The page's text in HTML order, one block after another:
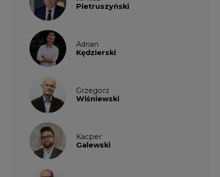
Pietruszyński
Adrian
Kędzierski
Grzegorz
Wiśniewski
Kacper
Galewski